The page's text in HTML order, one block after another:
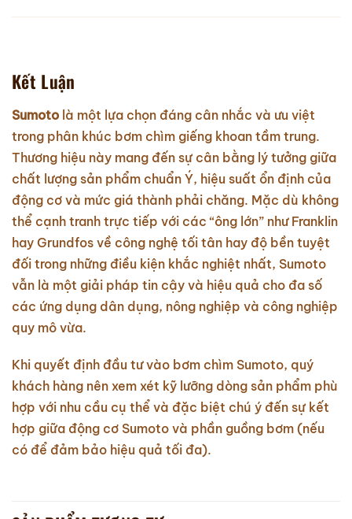
Kết Luận
Sumoto là một lựa chọn đáng cân nhắc và ưu việt
trong phân khúc bơm chìm giếng khoan tầm trung.
Thương hiệu này mang đến sự cân bằng lý tưởng giữa
chất lượng sản phẩm chuẩn Ý, hiệu suất ổn định của
động cơ và mức giá thành phải chăng. Mặc dù không
thể cạnh tranh trực tiếp với các “ông lớn” như Franklin
hay Grundfos về công nghệ tối tân hay độ bền tuyệt
đối trong những điều kiện khắc nghiệt nhất, Sumoto
vẫn là một giải pháp tin cậy và hiệu quả cho đa số
các ứng dụng dân dụng, nông nghiệp và công nghiệp
quy mô vừa.
Khi quyết định đầu tư vào bơm chìm Sumoto, quý
khách hàng nên xem xét kỹ lưỡng dòng sản phẩm phù
hợp với nhu cầu cụ thể và đặc biệt chú ý đến sự kết
hợp giữa động cơ Sumoto và phần guồng bơm (nếu
có để đảm bảo hiệu quả tối đa).